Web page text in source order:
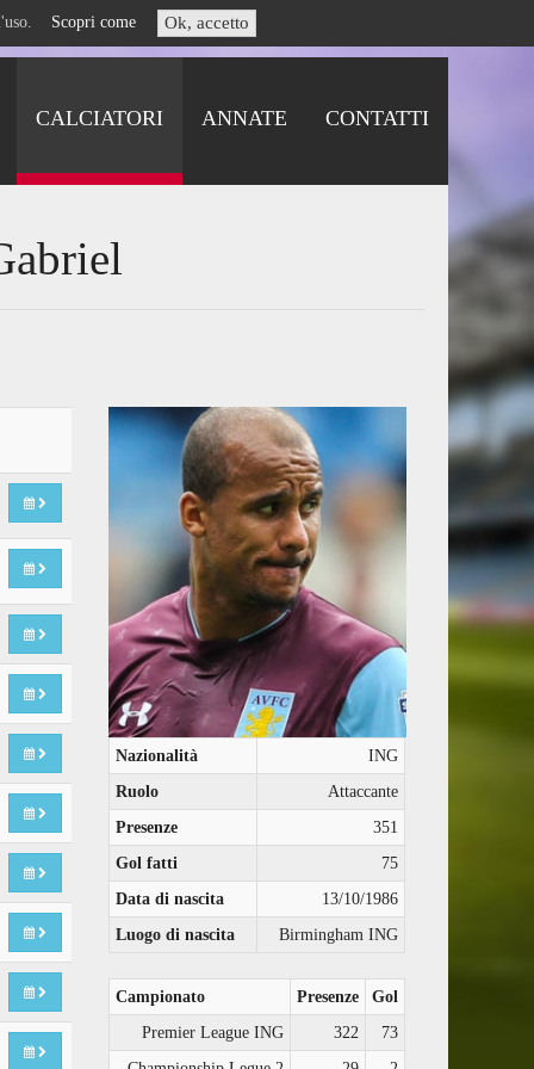
l'uso. Scopri come Ok, accetto
CALCIATORI ANNATE CONTATTI
Nazionalità
ING
Ruolo
Attaccante
Presenze
351
Gol fatti
75
Data di nascita
13/10/1986
Luogo di nascita
Birmingham ING
Campionato Presenze
Gol
Premier League ING
322
73